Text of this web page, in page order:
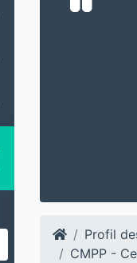
Profil
CMPP -